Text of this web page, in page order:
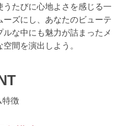
たびに心地よさを感じる一
ズにし、あなたのビューテ
な中にも魅力が詰まったメ
間を演出しよう。
特徴